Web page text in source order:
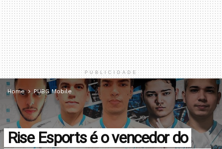
PUBLICIDADE
Home PUBG Mobile
Rise Esports é o vencedor do